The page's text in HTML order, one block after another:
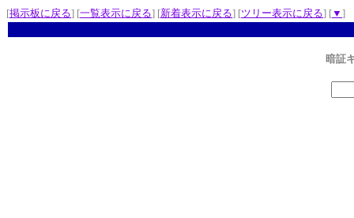
[掲示板に戻る] [一覧表示に戻る] [新着表示に戻る] [ツリー表示に戻る] [▼ ]
暗証